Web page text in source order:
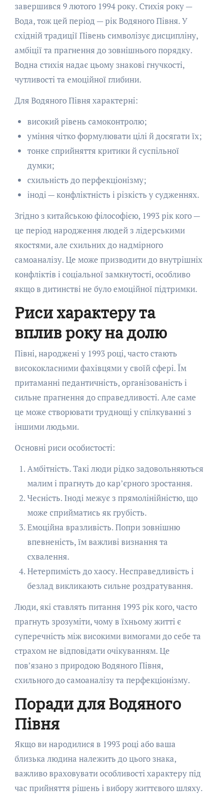
завершився 9 лютого 1994 року. Стихія року —
Вода, тож цей період — рік Водяного Півня. У
східній традиції Півень символізує дисципліну,
амбіції та прагнення до зовнішнього порядку.
Водна стихія надає цьому знакові гнучкості,
чутливості та емоційної глибини.
Для Водяного Півня характерні:
високий рівень самоконтролю;
уміння чітко формулювати цілі й досягати їх;
тонке сприйняття критики й суспільної
думки;
схильність до перфекціонізму;
іноді — конфліктність і різкість у судженнях.
Згідно з китайською філософією, 1993 рік кого —
це період народження людей з лідерськими
якостями, але схильних до надмірного
самоаналізу. Це може призводити до внутрішніх
конфліктів і соціальної замкнутості, особливо
якщо в дитинстві не було емоційної підтримки.
Риси характеру та
вплив року на долю
Півні, народжені у 1993 році, часто стають
висококласними фахівцями у своїй сфері. Їм
притаманні педантичність, організованість і
сильне прагнення до справедливості. Але саме
це може створювати труднощі у спілкуванні з
іншими людьми.
Основні риси особистості:
Амбітність. Такі люди рідко задовольняються
малим і прагнуть до кар’єрного зростання.
Чесність. Іноді межує з прямолінійністю, що
може сприйматись як грубість.
Емоційна вразливість. Попри зовнішню
впевненість, їм важливі визнання та
схвалення.
Нетерпимість до хаосу. Несправедливість і
безлад викликають сильне роздратування.
Люди, які ставлять питання 1993 рік кого, часто
прагнуть зрозуміти, чому в їхньому житті є
суперечність між високими вимогами до себе та
страхом не відповідати очікуванням. Це
пов’язано з природою Водяного Півня,
схильного до самоаналізу та перфекціонізму.
Поради для Водяного
Півня
Якщо ви народилися в 1993 році або ваша
близька людина належить до цього знака,
важливо враховувати особливості характеру під
час прийняття рішень і вибору життєвого шляху.